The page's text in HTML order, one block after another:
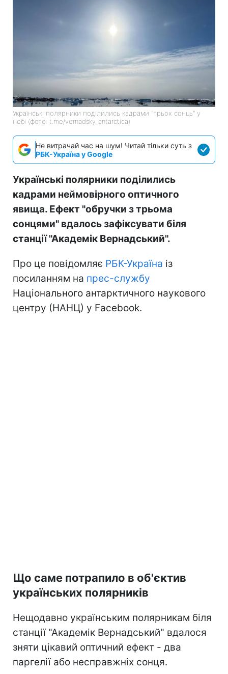
Українські полярники поділились кадрами "трьох сонць" у
небі (фото: t.me/vernadsky_antarctica)
Не витрачай час на шум! Читай тільки суть з
РБК-Україна у Google
Українські полярники поділились
кадрами неймовірного оптичного
явища. Ефект "обручки з трьома
сонцями" вдалось зафіксувати біля
станції "Академік Вернадський".
Про це повідомляє РБК-Україна із
посиланням на прес-службу
Національного антарктичного наукового
центру (НАНЦ) у Facebook.
Що саме потрапило в об'єктив
українських полярників
Нещодавно українським полярникам біля
станції "Академік Вернадський" вдалося
зняти цікавий оптичний ефект - два
паргелії або несправжніх сонця.